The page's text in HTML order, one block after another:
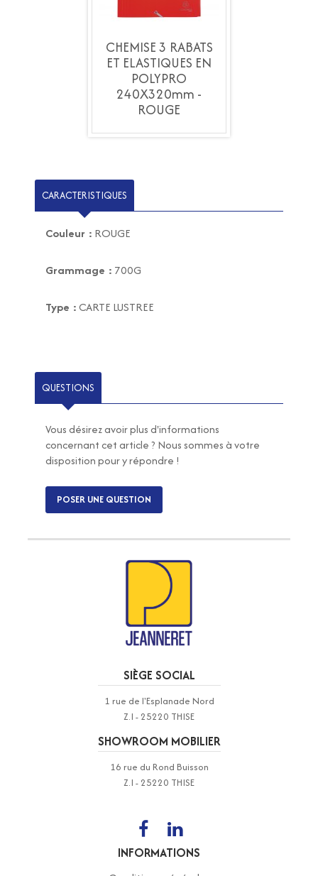
CHEMISE 3 RABATS
ET ELASTIQUES EN
POLYPRO
240X320mm -
ROUGE
CARACTERISTIQUES
Couleur : ROUGE
Grammage : 700G
Type :CARTE LUSTREE
QUESTIONS
Vous désirez avoir plus d'informations
concernant cet article ? Nous sommes à votre
disposition pour y répondre !
POSER UNE QUESTION
SIÈGE SOCIAL
1 rue de l'Esplanade Nord
Z.I - 25220 THISE
SHOWROOM MOBILIER
16 rue du Rond Buisson
Z.I - 25220 THISE
INFORMATIONS